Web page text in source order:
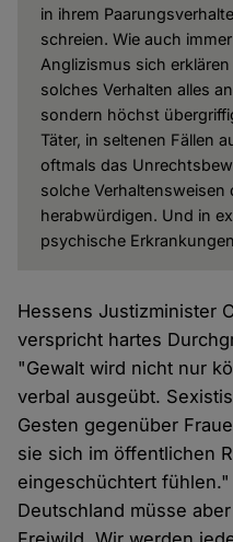
in ihrem
schreien. Wie auch
Anglizismus sich
solches Verhalten alles
sondern höchst
Täter, in seltenen Fällen
oftmals das
solche Verhaltensweisen
herabwürdigen. Und in
psychische
Hessens Justizminister
verspricht hartes
"Gewalt wird nicht nur
verbal ausgeübt.
Gesten gegenüber
sie sich im öffentlichen
eingeschüchtert fühlen."
Deutschland müsse